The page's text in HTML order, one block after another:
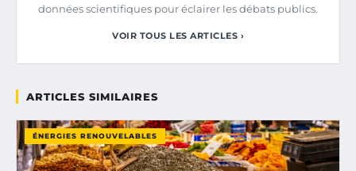
données scientifiques pour éclairer les débats publics.
VOIR TOUS LES ARTICLES ›
ARTICLES SIMILAIRES
ÉNERGIES RENOUVELABLES